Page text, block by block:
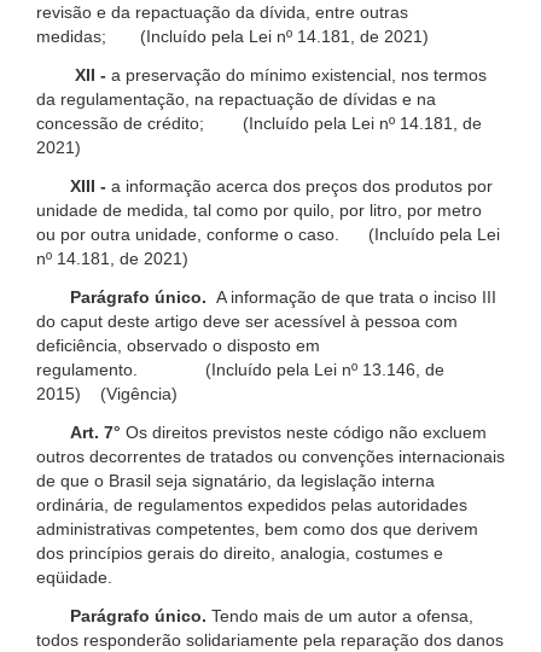
revisão e da repactuação da dívida, entre outras
medidas; (Incluído pela Lei nº 14.181, de 2021)
XII - a preservação do mínimo existencial, nos termos
da regulamentação, na repactuação de dívidas e na
concessão de crédito; (Incluído pela Lei nº 14.181, de
2021)
XIII - a informação acerca dos preços dos produtos por
unidade de medida, tal como por quilo, por litro, por metro
ou por outra unidade, conforme o caso. (Incluído pela Lei
nº 14.181, de 2021)
Parágrafo único. A informação de que trata o inciso III
do caput deste artigo deve ser acessível à pessoa com
deficiência, observado o disposto em
regulamento. (Incluído pela Lei nº 13.146, de
2015) (Vigência)
Art. 7° Os direitos previstos neste código não excluem
outros decorrentes de tratados ou convenções internacionais
de que o Brasil seja signatário, da legislação interna
ordinária, de regulamentos expedidos pelas autoridades
administrativas competentes, bem como dos que derivem
dos princípios gerais do direito, analogia, costumes e
eqüidade.
Parágrafo único. Tendo mais de um autor a ofensa,
todos responderão solidariamente pela reparação dos danos